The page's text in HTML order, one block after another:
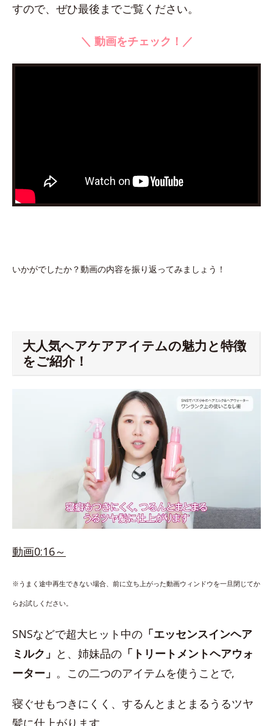
すので、ぜひ最後までご覧ください。
＼ 動画をチェック！／
いかがでしたか？動画の内容を振り返ってみましょう！
大人気ヘアケアアイテムの魅力と特徴
をご紹介！
動画0:16～
※うまく途中再生できない場合、前に立ち上がった動画ウィンドウを一旦閉じてか
らお試しください。
SNSなどで超大ヒット中の 「エッセンスインヘア
ミルク」 と、姉妹品の 「トリートメントヘアウォ
ーター」 。この二つのアイテムを使うことで,
寝ぐせもつきにくく、するんとまとまるうるツヤ